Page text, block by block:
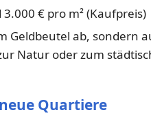
€ pro m² (Kaufpreis)
Geldbeutel ab, sondern
Natur oder zum
Quartiere